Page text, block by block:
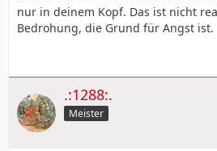
nur in deinem Kopf. Das ist nicht
Bedrohung, die Grund für Angst ist.
.:1288:.
Meister